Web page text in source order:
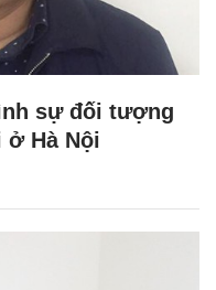
sự đối tượng
Hà Nội